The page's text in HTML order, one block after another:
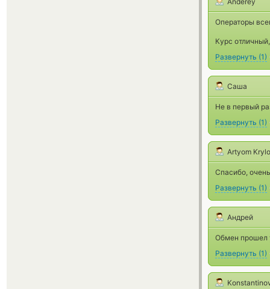
Операторы
Курс
Развернуть (1)
Саша
Не в первый
Развернуть (1)
Artyom
Спасибо,
Развернуть (1)
Андрей
Обмен прошел
Развернуть (1)